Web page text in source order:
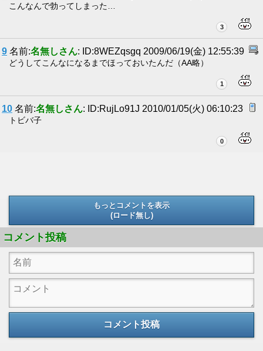
こんなんで勃ってしまった…
3
9 名前:名無しさん: ID:8WEZqsgq 2009/06/19(金) 12:55:39
どうしてこんなになるまでほっておいたんだ（AA略）
1
10 名前:名無しさん: ID:RujLo91J 2010/01/05(火) 06:10:23
トビバ子
0
もっとコメントを表示
(ロード無し)
コメント投稿
コメント投稿